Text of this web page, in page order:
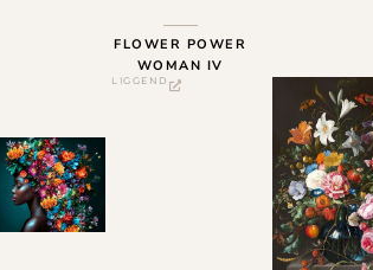
FLOWER POWER
WOMAN IV
LIGGEND